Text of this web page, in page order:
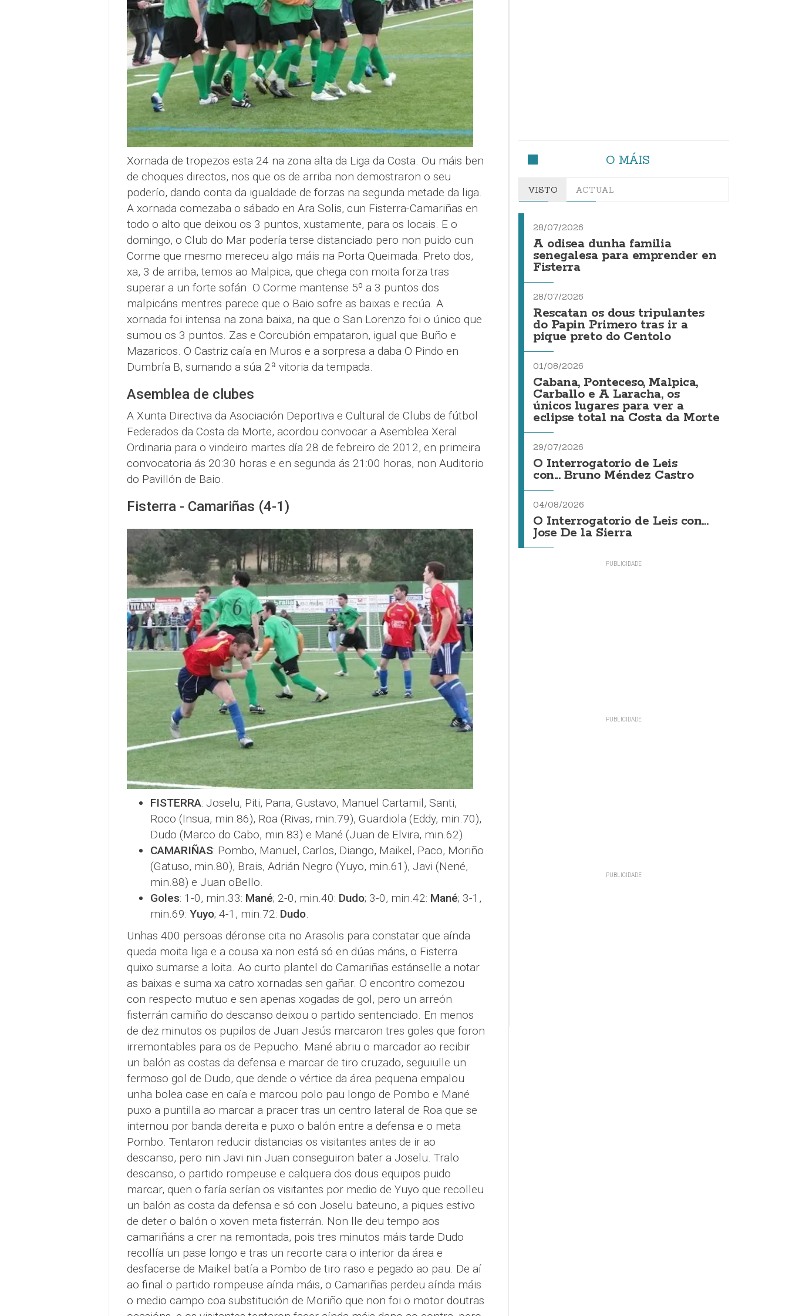
Xornada de tropezos esta 24 na zona alta da Liga da Costa. Ou máis ben
de choques directos, nos que os de arriba non demostraron o seu
poderío, dando conta da igualdade de forzas na segunda metade da liga.
A xornada comezaba o sábado en Ara Solis, cun Fisterra-Camariñas en
todo o alto que deixou os 3 puntos, xustamente, para os locais. E o
domingo, o Club do Mar podería terse distanciado pero non puido cun
Corme que mesmo mereceu algo máis na Porta Queimada. Preto dos,
xa, 3 de arriba, temos ao Malpica, que chega con moita forza tras
superar a un forte sofán. O Corme mantense 5º a 3 puntos dos
malpicáns mentres parece que o Baio sofre as baixas e recúa. A
xornada foi intensa na zona baixa, na que o San Lorenzo foi o único que
sumou os 3 puntos. Zas e Corcubión empataron, igual que Buño e
Mazaricos. O Castriz caía en Muros e a sorpresa a daba O Pindo en
Dumbría B, sumando a súa 2ª vitoria da tempada.
Asemblea de clubes
A Xunta Directiva da Asociación Deportiva e Cultural de Clubs de fútbol
Federados da Costa da Morte, acordou convocar a Asemblea Xeral
Ordinaria para o vindeiro martes día 28 de febreiro de 2012, en primeira
convocatoria ás 20:30 horas e en segunda ás 21:00 horas, non Auditorio
do Pavillón de Baio.
Fisterra - Camariñas (4-1)
FISTERRA: Joselu, Piti, Pana, Gustavo, Manuel Cartamil, Santi,
Roco (Insua, min.86), Roa (Rivas, min.79), Guardiola (Eddy, min.70),
Dudo (Marco do Cabo, min.83) e Mané (Juan de Elvira, min.62).
CAMARIÑAS: Pombo, Manuel, Carlos, Diango, Maikel, Paco, Moriño
(Gatuso, min.80), Brais, Adrián Negro (Yuyo, min.61), Javi (Nené,
min.88) e Juan oBello.
Goles: 1-0, min.33: Mané; 2-0, min.40: Dudo; 3-0, min.42: Mané; 3-1,
min.69: Yuyo; 4-1, min.72: Dudo.
Unhas 400 persoas déronse cita no Arasolis para constatar que aínda
queda moita liga e a cousa xa non está só en dúas máns, o Fisterra
quixo sumarse a loita. Ao curto plantel do Camariñas estánselle a notar
as baixas e suma xa catro xornadas sen gañar. O encontro comezou
con respecto mutuo e sen apenas xogadas de gol, pero un arreón
fisterrán camiño do descanso deixou o partido sentenciado. En menos
de dez minutos os pupilos de Juan Jesús marcaron tres goles que foron
irremontables para os de Pepucho. Mané abriu o marcador ao recibir
un balón as costas da defensa e marcar de tiro cruzado, seguiulle un
fermoso gol de Dudo, que dende o vértice da área pequena empalou
unha bolea case en caía e marcou polo pau longo de Pombo e Mané
puxo a puntilla ao marcar a pracer tras un centro lateral de Roa que se
internou por banda dereita e puxo o balón entre a defensa e o meta
Pombo. Tentaron reducir distancias os visitantes antes de ir ao
descanso, pero nin Javi nin Juan conseguiron bater a Joselu. Tralo
descanso, o partido rompeuse e calquera dos dous equipos puido
marcar, quen o faría serían os visitantes por medio de Yuyo que recolleu
un balón as costa da defensa e só con Joselu bateuno, a piques estivo
de deter o balón o xoven meta fisterrán. Non lle deu tempo aos
camariñáns a crer na remontada, pois tres minutos máis tarde Dudo
recollía un pase longo e tras un recorte cara o interior da área e
desfacerse de Maikel batía a Pombo de tiro raso e pegado ao pau. De aí
ao final o partido rompeuse aínda máis, o Camariñas perdeu aínda máis
o medio campo coa substitución de Moriño que non foi o motor doutras
O MÁIS
VISTO ACTUAL
28/07/2026
A odisea dunha familia
senegalesa para emprender en
Fisterra
28/07/2026
Rescatan os dous tripulantes
do Papin Primero tras ir a
pique preto do Centolo
01/08/2026
Cabana, Ponteceso, Malpica,
Carballo e A Laracha, os
únicos lugares para ver a
eclipse total na Costa da Morte
29/07/2026
O Interrogatorio de Leis
con... Bruno Méndez Castro
04/08/2026
O Interrogatorio de Leis con...
Jose De la Sierra